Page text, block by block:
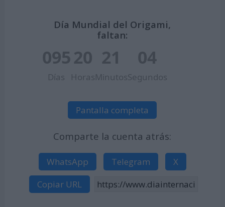
Día Mundial del Origami,
faltan:
095
Días
20
Horas
21
Minutos
03
Segundos
Pantalla completa
Comparte la cuenta atrás:
WhatsApp Telegram
X
Copiar URL